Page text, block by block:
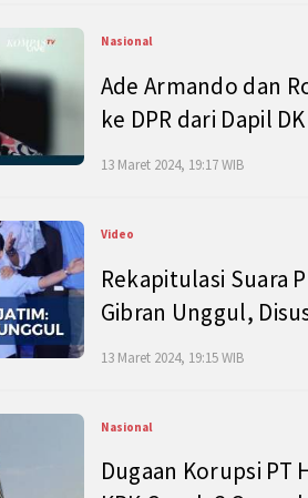
Nasional
Ade Armando dan
ke DPR dari Dapil
13 Maret 2024, 19:17 WIB
Video
Rekapitulasi Suara
Gibran Unggul,
13 Maret 2024, 19:15 WIB
Nasional
Dugaan Korupsi PT